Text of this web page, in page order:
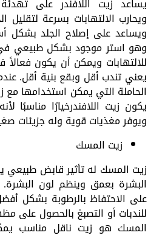
ويحارب الالتهابات بسرعة لتقليل
ويساعد على إصلاح الجلد بشكل
وهو استر موجود بشكل طبيعي في
للالتهابات ويمكن أن يكون فعالاً
يعني تندب أقل وبقع بنية أقل.
الحاملة التي يمكن استخدامها مع
يكون زيت اللافندرخيارًا مناسبًا
ويوفر مغذيات قوية وله جزيئات
زيت المسك
زيت المسك له تأثير قابض طبيعي
البشرة بعمق وينظم لون البشرة.
على الاحتفاظ بالرطوبة بشكل
للندبات أو التصبغ بالحصول على
المسك هو زيت ناقل مناسب